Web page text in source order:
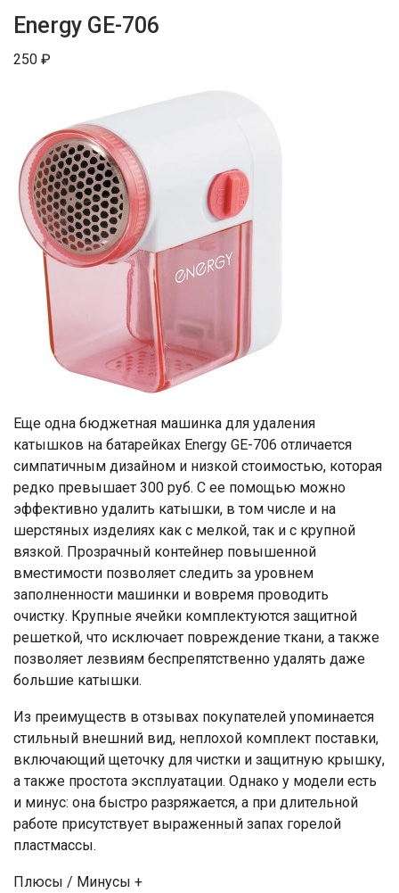
Energy GE-706
250 ₽
Еще одна бюджетная машинка для удаления
катышков на батарейках Energy GE-706 отличается
симпатичным дизайном и низкой стоимостью, которая
редко превышает 300 руб. С ее помощью можно
эффективно удалить катышки, в том числе и на
шерстяных изделиях как с мелкой, так и с крупной
вязкой. Прозрачный контейнер повышенной
вместимости позволяет следить за уровнем
заполненности машинки и вовремя проводить
очистку. Крупные ячейки комплектуются защитной
решеткой, что исключает повреждение ткани, а также
позволяет лезвиям беспрепятственно удалять даже
большие катышки.
Из преимуществ в отзывах покупателей упоминается
стильный внешний вид, неплохой комплект поставки,
включающий щеточку для чистки и защитную крышку,
а также простота эксплуатации. Однако у модели есть
и минус: она быстро разряжается, а при длительной
работе присутствует выраженный запах горелой
пластмассы.
Плюсы / Минусы +